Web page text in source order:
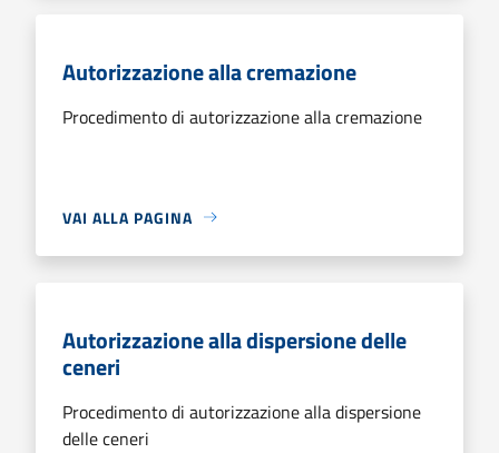
Autorizzazione alla cremazione
Procedimento di autorizzazione alla cremazione
VAI ALLA PAGINA
Autorizzazione alla dispersione delle
ceneri
Procedimento di autorizzazione alla dispersione
delle ceneri